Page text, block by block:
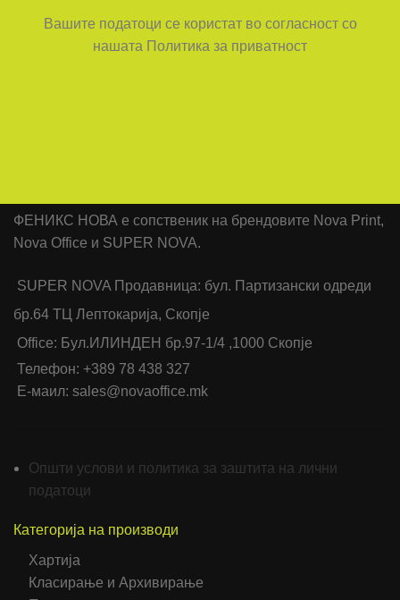
Вашите податоци се користат во согласност со
нашата Политика за приватност
ФЕНИКС НОВА е сопственик на брендовите Nova Print,
Nova Office и SUPER NOVA.
SUPER NOVA Продавница: бул. Партизански одреди
бр.64 ТЦ Лептокарија, Скопје
Office: Бул.ИЛИНДЕН бр.97-1/4 ,1000 Скопје
Телефон: +389 78 438 327
Е-маил: sales@novaoffice.mk
Општи услови и политика за заштита на лични
податоци
Категорија на производи
Хартија
Класирање и Архивирање